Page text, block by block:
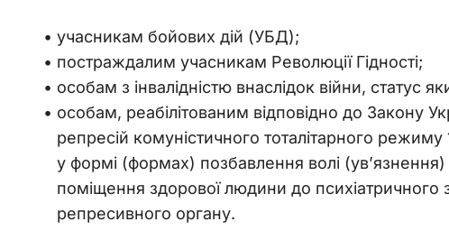
учасникам бойових дій (УБД);
постраждалим учасникам Революції Гідності;
особам з інвалідністю внаслідок війни, статус
особам, реабілітованим відповідно до Закону
репресій комуністичного тоталітарного
у формі (формах) позбавлення волі
поміщення здорової людини до
репресивного органу.